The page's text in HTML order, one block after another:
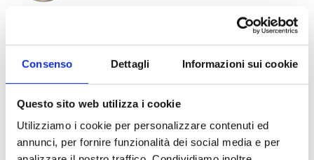
Consenso Dettagli Informazioni sui cookie
Questo sito web utilizza i cookie
Utilizziamo i cookie per personalizzare contenuti ed
annunci, per fornire funzionalità dei social media e per
Capodrise (CE)